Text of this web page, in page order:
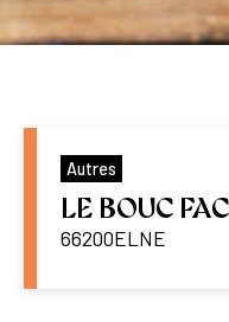
Autres
LE BOUC
66200ELNE